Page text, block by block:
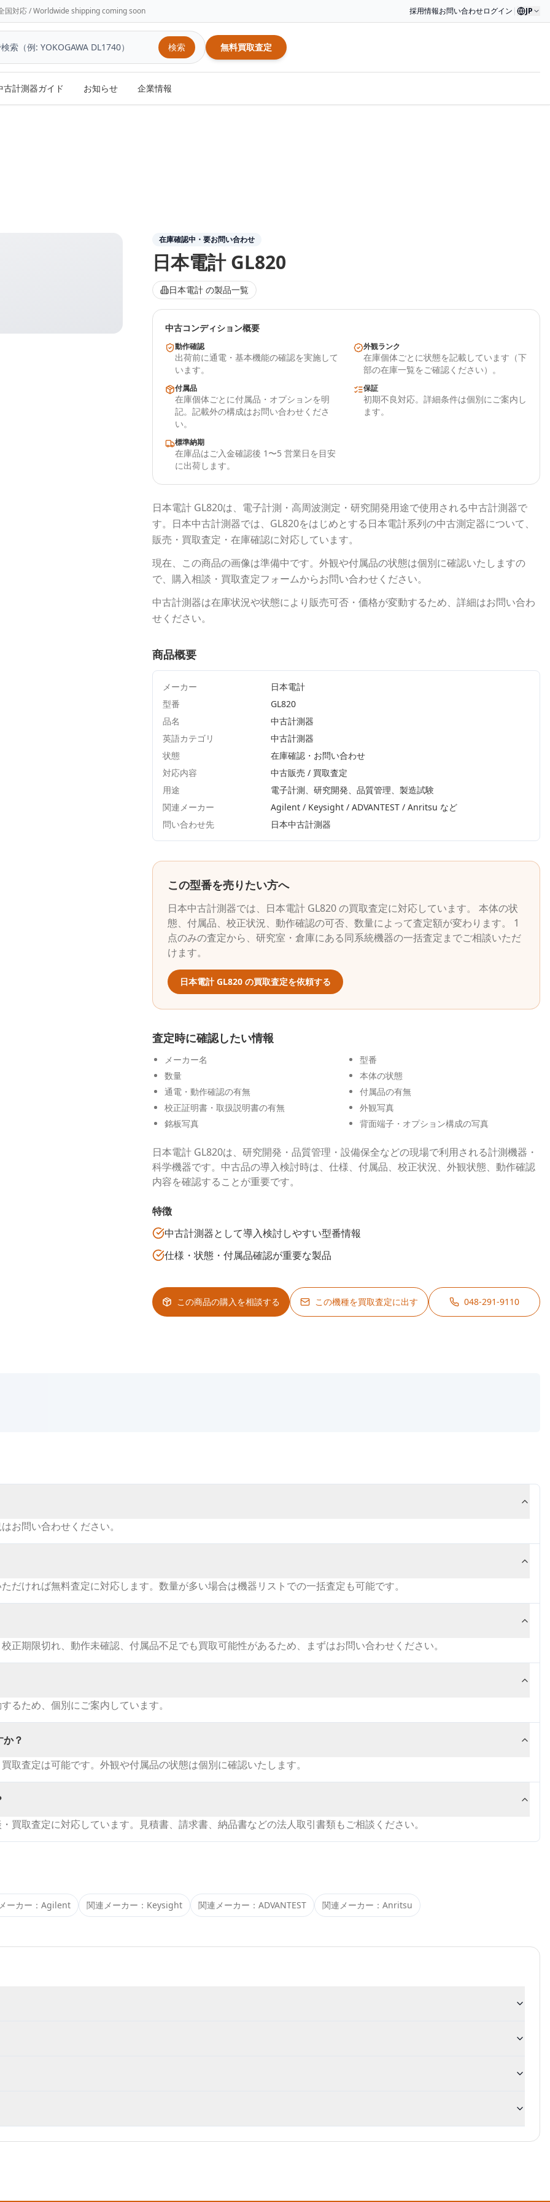
国対応 / Worldwide shipping coming soon 採用情報お問い合わせログイン | JP
検索 無料買取査定
古計測器ガイド お知らせ 企業情報
在庫確認中・要お問い合わせ
日本電計 GL820
日本電計 の製品一覧
中古コンディション概要
動作確認
出荷前に通電・基本機能の確認を実施して
います。
外観ランク
在庫個体ごとに状態を記載しています（下
部の在庫一覧をご確認ください）。
付属品
在庫個体ごとに付属品・オプションを明
記。記載外の構成はお問い合わせくださ
い。
保証
初期不良対応。詳細条件は個別にご案内し
ます。
標準納期
在庫品はご入金確認後 1〜5 営業日を目安
に出荷します。
日本電計 GL820は、電子計測・高周波測定・研究開発用途で使用される中古計測器で
す。 日本中古計測器では、 GL820をはじめとする日本電計系列の中古測定器について、
販売・買取査定・在庫確認に対応しています。
現在、この商品の画像は準備中です。外観や付属品の状態は個別に確認いたしますの
で、購入相談・買取査定フォームからお問い合わせください。
中古計測器は在庫状況や状態により販売可否・価格が変動するため、詳細はお問い合わ
せください。
商品概要
メーカー
日本電計
型番
GL820
品名
中古計測器
英語カテゴリ
中古計測器
状態
在庫確認・お問い合わせ
対応内容
中古販売 / 買取査定
用途
電子計測、研究開発、品質管理、製造試験
関連メーカー
Agilent / Keysight / ADVANTEST / Anritsu など
問い合わせ先
日本中古計測器
この型番を売りたい方へ
日本中古計測器では、 日本電計 GL820の買取査定に対応しています。 本体の状
態、付属品、校正状況、動作確認の可否、数量によって査定額が変わります。 1
点のみの査定から、研究室・倉庫にある同系統機器の一括査定までご相談いただ
けます。
日本電計 GL820 の買取査定を依頼する
査定時に確認したい情報
メーカー名
型番
数量
本体の状態
通電・動作確認の有無
付属品の有無
校正証明書・取扱説明書の有無
外観写真
銘板写真
背面端子・オプション構成の写真
日本電計 GL820は、研究開発・品質管理・設備保全などの現場で利用される計測機器・
科学機器です。中古品の導入検討時は、仕様、付属品、校正状況、外観状態、動作確認
内容を確認することが重要です。
特徴
中古計測器として導入検討しやすい型番情報
仕様・状態・付属品確認が重要な製品
この商品の購入を相談する この機種を買取査定に出す 048-291-9110
お問い合わせください。
だければ無料査定に対応します。数量が多い場合は機器リストでの一括査定も可能です。
正期限切れ、動作未確認、付属品不足でも買取可能性があるため、まずはお問い合わせください。
るため、個別にご案内しています。
？
取査定は可能です。外観や付属品の状態は個別に確認いたします。
買取査定に対応しています。見積書、請求書、納品書などの法人取引書類もご相談ください。
ーカー： Agilent 関連メーカー： Keysight 関連メーカー： ADVANTEST 関連メーカー： Anritsu